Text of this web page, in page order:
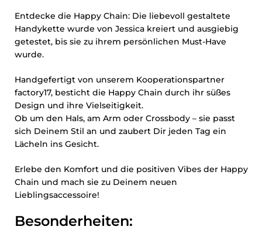
Entdecke die Happy Chain: Die liebevoll gestaltete
Handykette wurde von Jessica kreiert und ausgiebig
getestet, bis sie zu ihrem persönlichen Must-Have
wurde.
Handgefertigt von unserem Kooperationspartner
factory17, besticht die Happy Chain durch ihr süßes
Design und ihre Vielseitigkeit.
Ob um den Hals, am Arm oder Crossbody – sie passt
sich Deinem Stil an und zaubert Dir jeden Tag ein
Lächeln ins Gesicht.
Erlebe den Komfort und die positiven Vibes der Happy
Chain und mach sie zu Deinem neuen
Lieblingsaccessoire!
Besonderheiten: